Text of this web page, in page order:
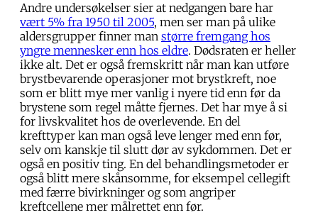
Andre undersøkelser sier at nedgangen bare har
vært 5% fra 1950 til 2005, men ser man på ulike
aldersgrupper finner man større fremgang hos
yngre mennesker enn hos eldre. Dødsraten er heller
ikke alt. Det er også fremskritt når man kan utføre
brystbevarende operasjoner mot brystkreft, noe
som er blitt mye mer vanlig i nyere tid enn før da
brystene som regel måtte fjernes. Det har mye å si
for livskvalitet hos de overlevende. En del
krefttyper kan man også leve lenger med enn før,
selv om kanskje til slutt dør av sykdommen. Det er
også en positiv ting. En del behandlingsmetoder er
også blitt mere skånsomme, for eksempel cellegift
med færre bivirkninger og som angriper
kreftcellene mer målrettet enn før.